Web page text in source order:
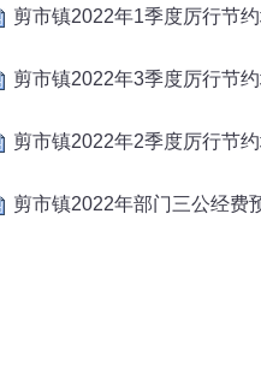
剪市镇2022年1季度厉行节
剪市镇2022年3季度厉行节
剪市镇2022年2季度厉行节
剪市镇2022年部门三公经费